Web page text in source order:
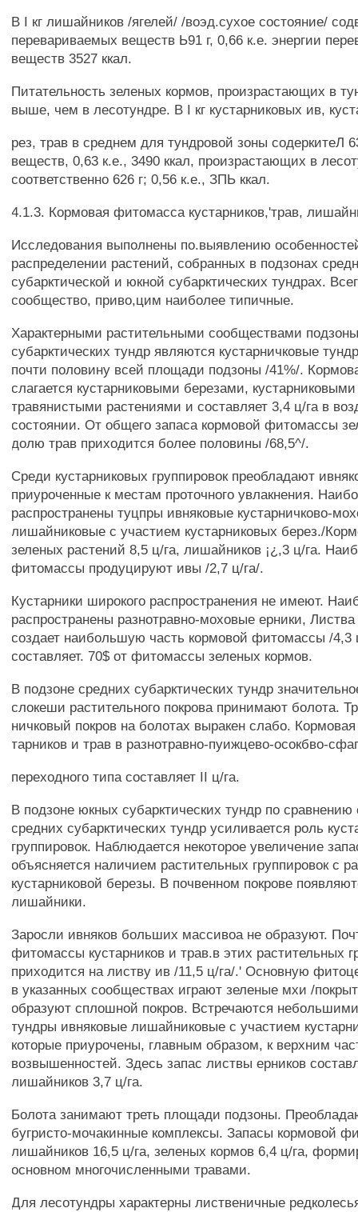
В I кг лишайников /ягелей/ /воэд.сухое состояние/
перевариваемых веществ Ь91 г, 0,66 к.е. энергии
веществ 3527 ккал.
Питательность зеленых кормов, произрастающих в
выше, чем в лесотундре. В I кг кустарниковых ив,
рез, трав в среднем для тундровой зоны содеркитеЛ
веществ, 0,63 к.е., 3490 ккал, произрастающих в
соответственно 626 г; 0,56 к.е., ЗПЬ ккал.
4.1.3. Кормовая фитомасса кустарников,'трав,
Исследования выполнены по.выявлению
распределении растений, собранных в подзонах
субарктической и юкной субарктических тундрах.
сообщество, приво,цим наиболее типичные.
Характерными растительными сообществами
субарктических тундр являются кустарничковые
почти половину всей площади подзоны /41%/.
слагается кустарниковыми березами,
травянистыми растениями и составляет 3,4 ц/га в
состоянии. От общего запаса кормовой фитомассы
долю трав приходится более половины /68,5^/.
Среди кустарниковых группировок преобладают
приуроченные к местам проточного увлакнения.
распространены туцпры ивняковые кустарничково-
лишайниковые с участием кустарниковых берез./
зеленых растений 8,5 ц/га, лишайников ¡¿,3 ц/га.
фитомассы продуцируют ивы /2,7 ц/га/.
Кустарники широкого распространения не имеют.
распространены разнотравно-моховые ерники, Листва
создает наибольшую часть кормовой фитомассы /4,3
составляет. 70$ от фитомассы зеленых кормов.
В подзоне средних субарктических тундр
слокеши растительного покрова принимают болота.
ничковый покров на болотах выракен слабо.
тарников и трав в разнотравно-пуижцево-осокбво-
переходного типа составляет II ц/га.
В подзоне юкных субарктических тундр по сравнению
средних субарктических тундр усиливается роль
группировок. Наблюдается некоторое увеличение
объясняется наличием растительных группировок с
кустарниковой березы. В почвенном покрове
лишайники.
Заросли ивняков больших массивоа не образуют.
фитомассы кустарников и трав.в этих растительных
приходится на листву ив /11,5 ц/га/.' Основную
в указанных сообществах играют зеленые мхи /
образуют сплошной покров. Встречаются
тундры ивняковые лишайниковые с участием
которые приурочены, главным образом, к верхним
возвышенностей. Здесь запас листвы ерников
лишайников 3,7 ц/га.
Болота занимают треть площади подзоны.
бугристо-мочакинные комплексы. Запасы кормовой
лишайников 16,5 ц/га, зеленых кормов 6,4 ц/га,
основном многочисленными травами.
Для лесотундры характерны лиственичные